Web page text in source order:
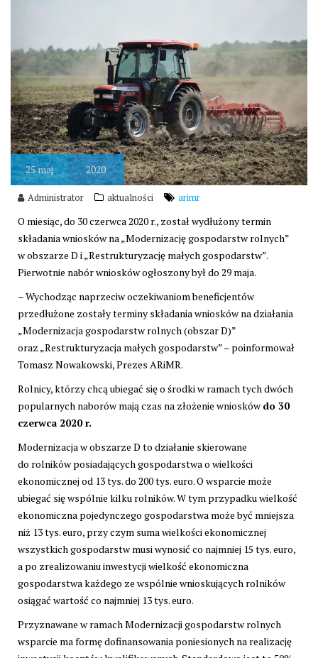
25maj 2020
Administrator aktualności arimr
O miesiąc, do 30 czerwca 2020 r., został wydłużony termin
składania wniosków na „Modernizację gospodarstw rolnych”
w obszarze D i „Restrukturyzację małych gospodarstw”.
Pierwotnie nabór wniosków ogłoszony był do 29 maja.
– Wychodząc naprzeciw oczekiwaniom beneficjentów
przedłużone zostały terminy składania wniosków na działania
„Modernizacja gospodarstw rolnych (obszar D)”
oraz „Restrukturyzacja małych gospodarstw” – poinformował
Tomasz Nowakowski, Prezes ARiMR.
Rolnicy, którzy chcą ubiegać się o środki w ramach tych dwóch
popularnych naborów mają czas na złożenie wnioskówdo 30
czerwca 2020 r.
Modernizacja w obszarze D to działanie skierowane
do rolników posiadających gospodarstwa o wielkości
ekonomicznej od 13 tys. do 200 tys. euro. O wsparcie może
ubiegać się wspólnie kilku rolników. W tym przypadku wielkość
ekonomiczna pojedynczego gospodarstwa może być mniejsza
niż 13 tys. euro, przy czym suma wielkości ekonomicznej
wszystkich gospodarstw musi wynosić co najmniej 15 tys. euro,
a po zrealizowaniu inwestycji wielkość ekonomiczna
gospodarstwa każdego ze wspólnie wnioskujących rolników
osiągać wartość co najmniej 13 tys. euro.
Przyznawane w ramach Modernizacji gospodarstw rolnych
wsparcie ma formę dofinansowania poniesionych na realizację